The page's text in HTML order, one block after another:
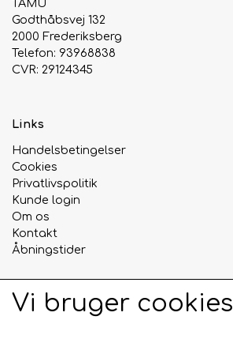
Urte & Frugt teer
TAMU
Godthåbsvej 132
2000 Frederiksberg
Telefon: 93968838
CVR: 29124345
Links
Handelsbetingelser
Cookies
Privatlivspolitik
Kunde login
Om os
Kontakt
Åbningstider
Sociale medier
Vi bruger cookies